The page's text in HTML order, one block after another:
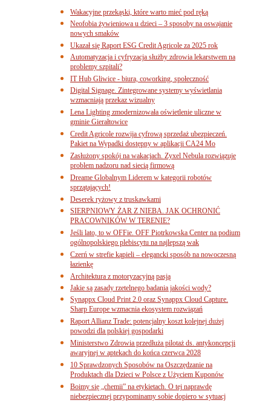
Wakacyjne przekąski, które warto mieć pod ręką
Neofobia żywieniowa u dzieci – 3 sposoby na oswajanie
nowych smaków
Ukazał się Raport ESG Credit Agricole za 2025 rok
Automatyzacja i cyfryzacja służby zdrowia lekarstwem na
problemy szpitali?
IT Hub Gliwice - biura, coworking, społeczność
Digital Signage. Zintegrowane systemy wyświetlania
wzmacniają przekaz wizualny
Lena Lighting zmodernizowała oświetlenie uliczne w
gminie Gierałtowice
Credit Agricole rozwija cyfrową sprzedaż ubezpieczeń.
Pakiet na Wypadki dostępny w aplikacji CA24 Mo
Zasłużony spokój na wakacjach. Zyxel Nebula rozwiązuje
problem nadzoru nad siecią firmową
Dreame Globalnym Liderem w kategorii robotów
sprzątających!
Deserek ryżowy z truskawkami
SIERPNIOWY ŻAR Z NIEBA. JAK OCHRONIĆ
PRACOWNIKÓW W TERENIE?
Jeśli lato, to w OFFie. OFF Piotrkowska Center na podium
ogólnopolskiego plebiscytu na najlepszą wak
Czerń w strefie kąpieli – elegancki sposób na nowoczesną
łazienkę
Architektura z motoryzacyjną pasją
Jakie są zasady rzetelnego badania jakości wody?
Synappx Cloud Print 2.0 oraz Synappx Cloud Capture.
Sharp Europe wzmacnia ekosystem rozwiązań
Raport Allianz Trade: potencjalny koszt kolejnej dużej
powodzi dla polskiej gospodarki
Ministerstwo Zdrowia przedłuża pilotaż ds. antykoncepcji
awaryjnej w aptekach do końca czerwca 2028
10 Sprawdzonych Sposobów na Oszczędzanie na
Produktach dla Dzieci w Polsce z Użyciem Kuponów
Boimy się „chemii” na etykietach. O tej naprawdę
niebezpiecznej przypominamy sobie dopiero w sytuacj